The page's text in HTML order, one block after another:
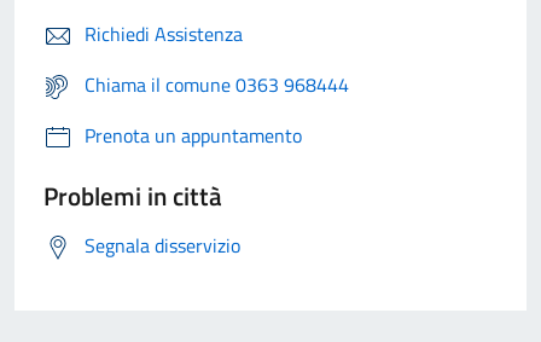
Richiedi Assistenza
Chiama il comune 0363 968444
Prenota un appuntamento
Problemi in città
Segnala disservizio